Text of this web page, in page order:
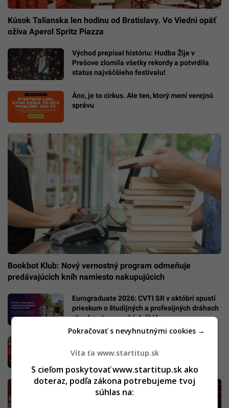
Kúsok Talianska len hodinu od Bratislavy. Vo Viedni opäť
ožíva Aperol Spritz Piazza
Východ prepísal históriu: Hudba Žije v
Prešove zlomila všetky rekordy a potvrdila
status najväčšieho festivalu!
Áno, je to cirkus. Ale ten, ktorý mení verejnú
správu
Bookbot Klub: Nový vernostný program odmeňuje
predávajúcich kníh namiesto nakupujúcich
Eurograduate 2026: CVTI SR v októbri spustí
prieskum o študijných a profesijných dráhach
absolventov vysokých škôl
filmu? Komédia 6 gramov ponúka súboj
Víta ťa www.startitup.sk
S cieľom poskytovať www.startitup.sk ako
doteraz, podľa zákona potrebujeme tvoj
súhlas na:
Pokračovať s nevyhnutnými cookies →